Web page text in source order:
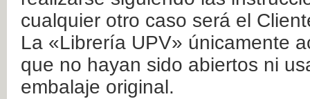
cualquier otro caso será el
La «Librería UPV» únicamente
que no hayan sido abiertos ni
embalaje original.